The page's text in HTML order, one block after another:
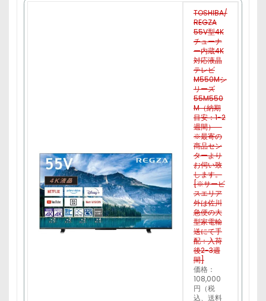
TOSHIBA/
REGZA
55V型4K
チューナ
ー内蔵4K
対応液晶
テレビ
M550Mシ
リーズ
55M550
M（納期
目安：1-2
週間）
※最寄の
商品セン
ターより
お伺い致
します。
[※サービ
スエリア
外は佐川
急便の大
型家電輸
送にて手
配：入荷
後2-3週
間]
価格：
108,000
円（税
込、送料